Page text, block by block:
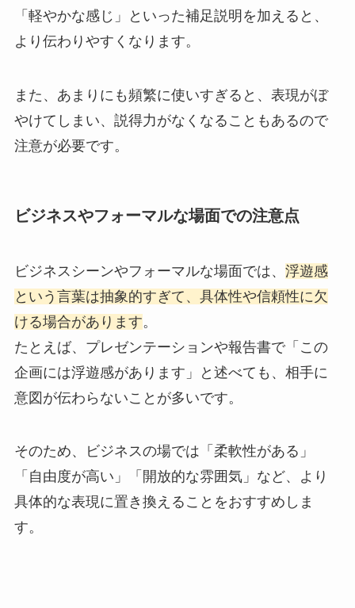
「軽やかな感じ」といった補足説明を加えると、
より伝わりやすくなります。
また、あまりにも頻繁に使いすぎると、表現がぼ
やけてしまい、説得力がなくなることもあるので
注意が必要です。
ビジネスやフォーマルな場面での注意点
ビジネスシーンやフォーマルな場面では、 浮遊感
という言葉は抽象的すぎて、具体性や信頼性に欠
ける場合があります。
たとえば、プレゼンテーションや報告書で「この
企画には浮遊感があります」と述べても、相手に
意図が伝わらないことが多いです。
そのため、ビジネスの場では「柔軟性がある」
「自由度が高い」「開放的な雰囲気」など、より
具体的な表現に置き換えることをおすすめしま
す。